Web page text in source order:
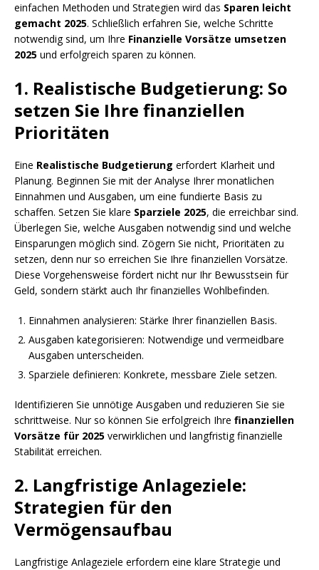
einfachen Methoden und Strategien wird das Sparen leicht
gemacht 2025. Schließlich erfahren Sie, welche Schritte
notwendig sind, um Ihre Finanzielle Vorsätze umsetzen
2025 und erfolgreich sparen zu können.
1. Realistische Budgetierung: So
setzen Sie Ihre finanziellen
Prioritäten
Eine Realistische Budgetierung erfordert Klarheit und
Planung. Beginnen Sie mit der Analyse Ihrer monatlichen
Einnahmen und Ausgaben, um eine fundierte Basis zu
schaffen. Setzen Sie klare Sparziele 2025, die erreichbar sind.
Überlegen Sie, welche Ausgaben notwendig sind und welche
Einsparungen möglich sind. Zögern Sie nicht, Prioritäten zu
setzen, denn nur so erreichen Sie Ihre finanziellen Vorsätze.
Diese Vorgehensweise fördert nicht nur Ihr Bewusstsein für
Geld, sondern stärkt auch Ihr finanzielles Wohlbefinden.
Einnahmen analysieren: Stärke Ihrer finanziellen Basis.
Ausgaben kategorisieren: Notwendige und vermeidbare
Ausgaben unterscheiden.
Sparziele definieren: Konkrete, messbare Ziele setzen.
Identifizieren Sie unnötige Ausgaben und reduzieren Sie sie
schrittweise. Nur so können Sie erfolgreich Ihre finanziellen
Vorsätze für 2025 verwirklichen und langfristig finanzielle
Stabilität erreichen.
2. Langfristige Anlageziele:
Strategien für den
Vermögensaufbau
Langfristige Anlageziele erfordern eine klare Strategie und